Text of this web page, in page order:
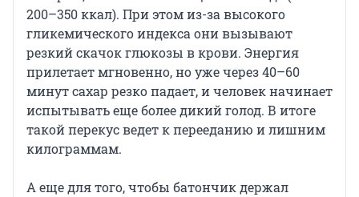
200–350 ккал). При этом из-за высокого
гликемического индекса они вызывают
резкий скачок глюкозы в крови. Энергия
прилетает мгновенно, но уже через 40–60
минут сахар резко падает, и человек начинает
испытывать еще более дикий голод. В итоге
такой перекус ведет к перееданию и лишним
килограммам.
А еще для того, чтобы батончик держал